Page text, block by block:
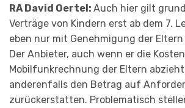
RA David Oertel: Auch hier gilt
Verträge von Kindern erst ab dem 7.
eben nur mit Genehmi­gung der
Der Anbieter, auch wenn er die
Mobilfunkrechnung der Eltern
anderenfalls den Betrag auf
zurückerstatten. Proble­matisch